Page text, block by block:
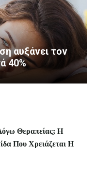
αυξάνει τον
40%
Θεραπείας; Η
Που Χρειάζεται Η